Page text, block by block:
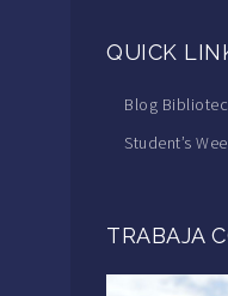
QUICK
Blog
Student’s
TRABAJA